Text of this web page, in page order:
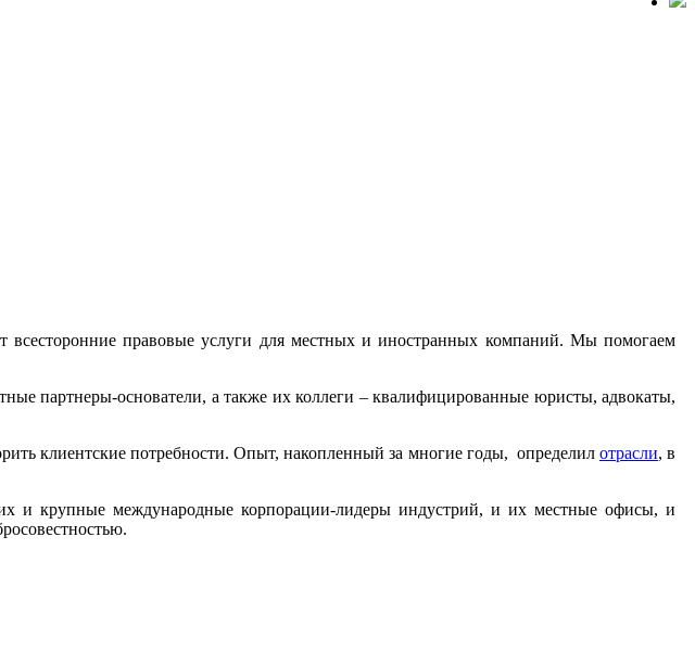
всесторонние правовые услуги для местных и иностранных компаний. Мы помогаем
партнеры-основатели, а также их коллеги – квалифицированные юристы, адвокаты,
клиентские потребности. Опыт, накопленный за многие годы, определил отрасли, в
и крупные международные корпорации-лидеры индустрий, и их местные офисы, и